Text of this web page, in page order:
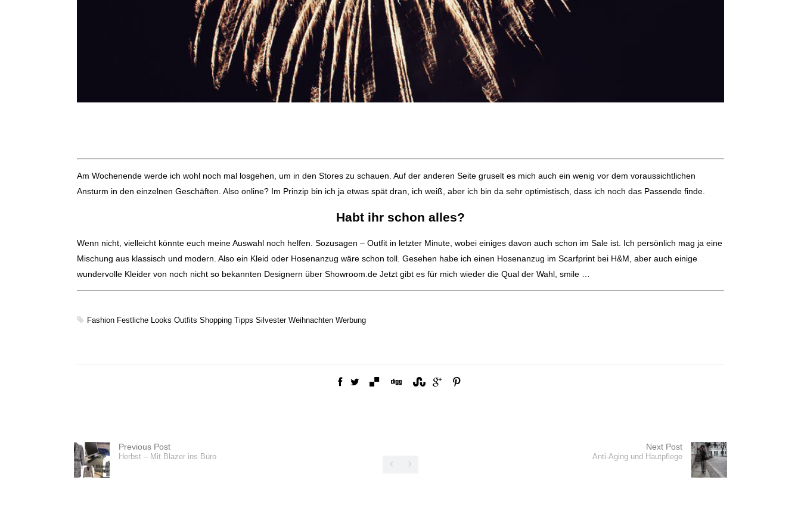
Am Wochenende werde ich wohl noch mal losgehen, um in den Stores zu schauen. Auf der anderen Seite gruselt es mich auch ein wenig vor dem voraussichtlichen
Ansturm in den einzelnen Geschäften. Also online? Im Prinzip bin ich ja etwas spät dran, ich weiß, aber ich bin da sehr optimistisch, dass ich noch das Passende finde.
Habt ihr schon alles?
Wenn nicht, vielleicht könnte euch meine Auswahl noch helfen. Sozusagen – Outfit in letzter Minute, wobei einiges davon auch schon im Sale ist. Ich persönlich mag ja eine
Mischung aus klassisch und modern. Also ein Kleid oder Hosenanzug wäre schon toll. Gesehen habe ich einen Hosenanzug im Scarfprint bei H&M, aber auch einige
wundervolle Kleider von noch nicht so bekannten Designern über Showroom.de Jetzt gibt es für mich wieder die Qual der Wahl, smile …
Fashion Festliche Looks Outfits Shopping Tipps Silvester Weihnachten Werbung
Previous Post
Herbst – Mit Blazer ins Büro
Next Post
Anti-Aging und Hautpflege